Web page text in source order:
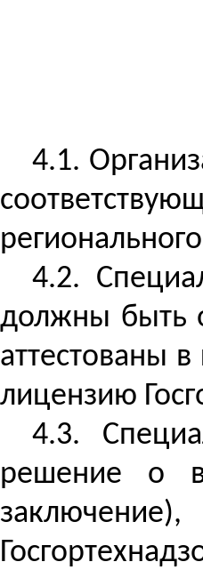
4.1.
4.2.
должны быть
аттестованы
лицензию
4.3.
решение о